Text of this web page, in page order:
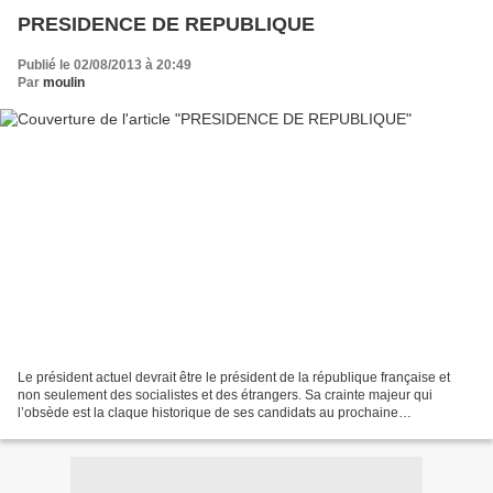
PRESIDENCE DE REPUBLIQUE
Publié le 02/08/2013 à 20:49
Par moulin
Le président actuel devrait être le président de la république française et
non seulement des socialistes et des étrangers. Sa crainte majeur qui
l’obsède est la claque historique de ses candidats au prochaine